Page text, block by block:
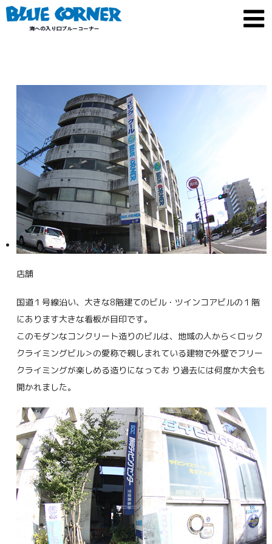
店舗
国道１号線沿い、大きな8階建てのビル・ツインコアビルの１階
にあります大きな看板が目印です。
このモダンなコンクリート造りのビルは、地域の人から＜ロック
クライミングビル＞の愛称で親しまれている建物で外壁でフリー
クライミングが楽しめる造りになってお り過去には何度か大会も
開かれました。